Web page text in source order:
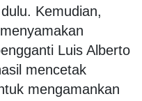
Kemudian,
Luis Alberto
mencetak
mengamankan